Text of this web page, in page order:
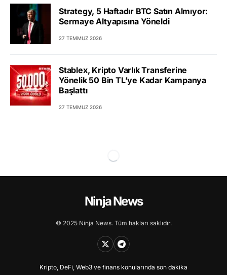
Strategy, 5 Haftadır BTC Satın Almıyor:
Sermaye Altyapısına Yöneldi
27 TEMMUZ 2026
Stablex, Kripto Varlık Transferine
Yönelik 50 Bin TL’ye Kadar Kampanya
Başlattı
27 TEMMUZ 2026
Ninja News
© 2025 Ninja News. Tüm hakları saklıdır.
Kripto, DeFi, Web3 ve finans konularında son dakika